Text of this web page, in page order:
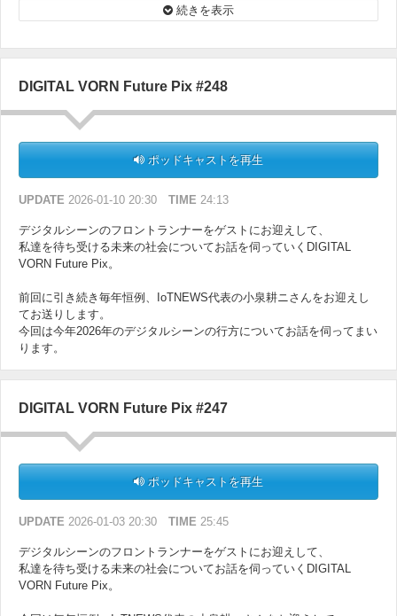
革新的な取り組みについて伺います。
続きを表示
DIGITAL VORN Future Pix #248
ポッドキャストを再生
UPDATE 2026-01-10 20:30 TIME 24:13
デジタルシーンのフロントランナーをゲストにお迎えして、
私達を待ち受ける未来の社会についてお話を伺っていくDIGITAL
VORN Future Pix。
前回に引き続き毎年恒例、IoTNEWS代表の小泉耕ニさんをお迎えし
てお送りします。
今回は今年2026年のデジタルシーンの行方についてお話を伺ってまい
ります。
DIGITAL VORN Future Pix #247
ポッドキャストを再生
UPDATE 2026-01-03 20:30 TIME 25:45
デジタルシーンのフロントランナーをゲストにお迎えして、
私達を待ち受ける未来の社会についてお話を伺っていくDIGITAL
VORN Future Pix。